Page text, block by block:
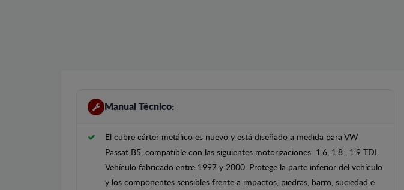
Manual Técnico:
El cubre cárter metálico es nuevo y está diseñado a medida para VW
Passat B5, compatible con las siguientes motorizaciones: 1.6, 1.8 , 1.9 TDI.
Vehículo fabricado entre 1997 y 2000. Protege la parte inferior del vehículo
y los componentes sensibles frente a impactos, piedras, barro, suciedad e